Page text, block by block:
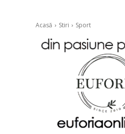
Acasă Stiri Sport